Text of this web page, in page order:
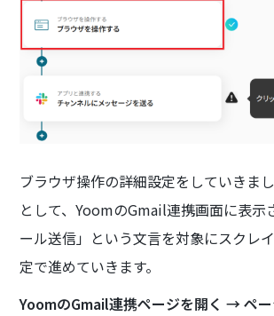
ブラウザ操作の詳細設定をしていきま
として、YoomのGmail連携画面に表示
ール送信」という文言を対象にスクレ
定で進めていきます。
YoomのGmail連携ページを開く → ペ